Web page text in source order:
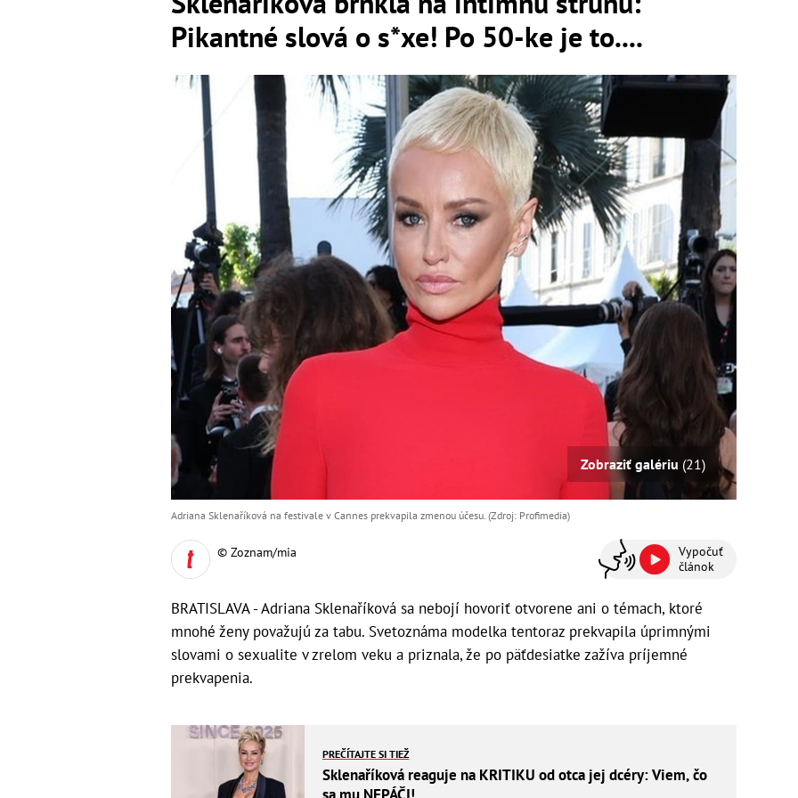
Pikantné slová o s*xe! Po 50-ke je to....
Zobraziť galériu (21)
Adriana Sklenaříková na festivale v Cannes prekvapila zmenou účesu. (Zdroj: Profimedia)
© Zoznam/mia
Vypočuť
článok
BRATISLAVA - Adriana Sklenaříková sa nebojí hovoriť otvorene ani o témach, ktoré
mnohé ženy považujú za tabu. Svetoznáma modelka tentoraz prekvapila úprimnými
slovami o sexualite v zrelom veku a priznala, že po päťdesiatke zažíva príjemné
prekvapenia.
PREČÍTAJTE SI TIEŽ
Sklenaříková reaguje na KRITIKU od otca jej dcéry: Viem, čo